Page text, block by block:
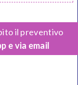
il preventivo
e via email